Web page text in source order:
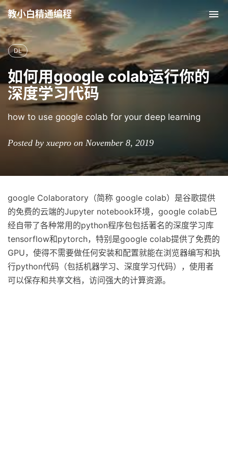
教小白精通编程
DL
如何用google colab运行你的
深度学习代码
how to use google colab for your deep learning
Posted by xuepro on November 8, 2019
google Colaboratory（简称 google colab）是谷歌提供
的免费的云端的Jupyter notebook环境，google colab已
经自带了各种常用的python程序包包括著名的深度学习库
tensorflow和pytorch，特别是google colab提供了免费的
GPU，使得不需要做任何安装和配置就能在浏览器编写和执
行python代码（包括机器学习、深度学习代码），使用者
可以保存和共享文档，访问强大的计算资源。